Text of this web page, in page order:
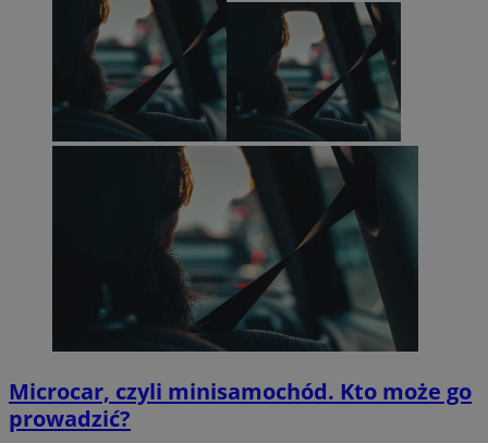
Microcar, czyli minisamochód. Kto może go
prowadzić?